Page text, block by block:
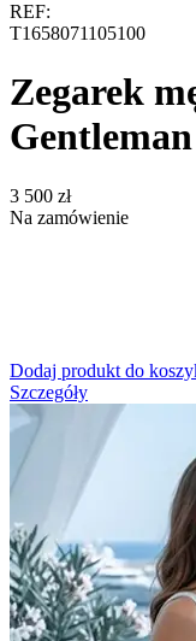
REF:
T1658071105100
Zegarek
Gentleman
‍3 500‍ zł
Na zamówienie
Dodaj produkt do
Szczegóły